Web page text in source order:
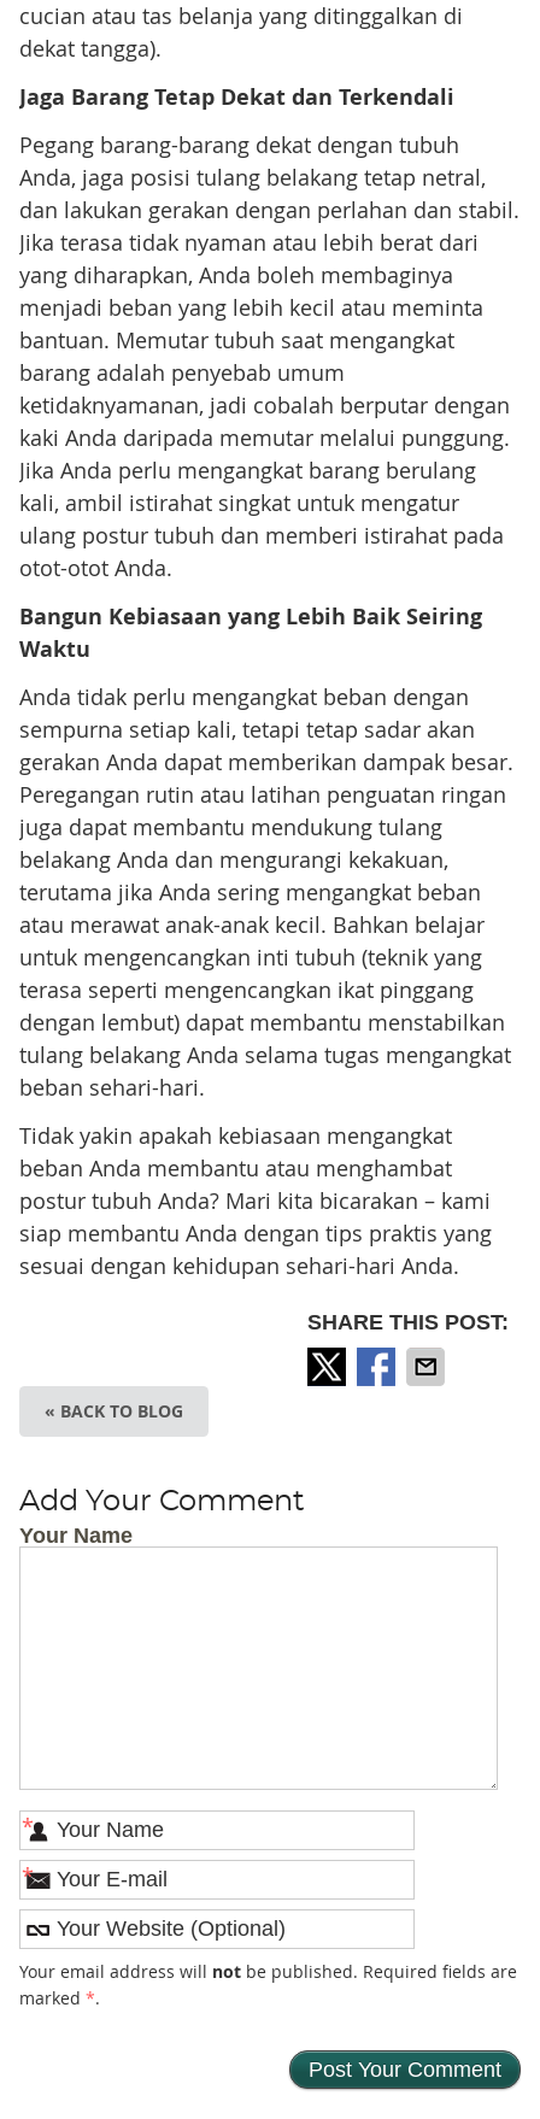
cucian atau tas belanja yang ditinggalkan di
dekat tangga).
Jaga Barang Tetap Dekat dan Terkendali
Pegang barang-barang dekat dengan tubuh
Anda, jaga posisi tulang belakang tetap netral,
dan lakukan gerakan dengan perlahan dan stabil.
Jika terasa tidak nyaman atau lebih berat dari
yang diharapkan, Anda boleh membaginya
menjadi beban yang lebih kecil atau meminta
bantuan. Memutar tubuh saat mengangkat
barang adalah penyebab umum
ketidaknyamanan, jadi cobalah berputar dengan
kaki Anda daripada memutar melalui punggung.
Jika Anda perlu mengangkat barang berulang
kali, ambil istirahat singkat untuk mengatur
ulang postur tubuh dan memberi istirahat pada
otot-otot Anda.
Bangun Kebiasaan yang Lebih Baik Seiring
Waktu
Anda tidak perlu mengangkat beban dengan
sempurna setiap kali, tetapi tetap sadar akan
gerakan Anda dapat memberikan dampak besar.
Peregangan rutin atau latihan penguatan ringan
juga dapat membantu mendukung tulang
belakang Anda dan mengurangi kekakuan,
terutama jika Anda sering mengangkat beban
atau merawat anak-anak kecil. Bahkan belajar
untuk mengencangkan inti tubuh (teknik yang
terasa seperti mengencangkan ikat pinggang
dengan lembut) dapat membantu menstabilkan
tulang belakang Anda selama tugas mengangkat
beban sehari-hari.
Tidak yakin apakah kebiasaan mengangkat
beban Anda membantu atau menghambat
postur tubuh Anda? Mari kita bicarakan – kami
siap membantu Anda dengan tips praktis yang
sesuai dengan kehidupan sehari-hari Anda.
SHARE THIS POST:
« BACK TO BLOG
Add Your Comment
Your Name
*
*
Your email address will notbe published. Required fields are
marked *.